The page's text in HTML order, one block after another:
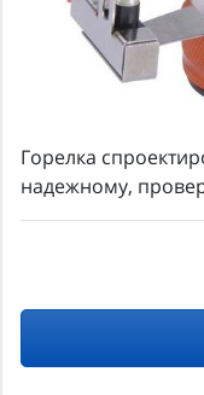
Горелка
надежному,